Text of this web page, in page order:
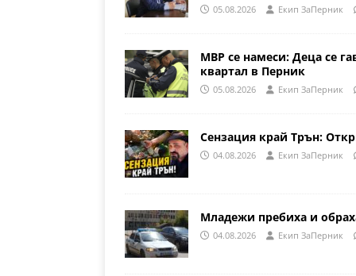
05.08.2026 Eкип ЗаПерник
МВР се намеси: Деца се
квартал в Перник
05.08.2026 Eкип ЗаПерник
Сензация край Трън:
04.08.2026 Eкип ЗаПерник
Младежи пребиха и
04.08.2026 Eкип ЗаПерник